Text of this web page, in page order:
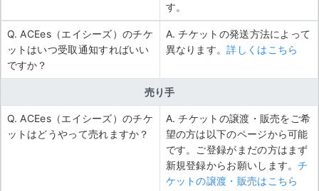
す。
Q. ACEes（エイシーズ）のチケ
ットはいつ受取通知すればいい
ですか？
A. チケットの発送方法によって
異なります。詳しくはこちら
売り手
Q. ACEes（エイシーズ）のチケ
ットはどうやって売れますか？
A. チケットの譲渡・販売をご希
望の方は以下のページから可能
です。ご登録がまだの方はまず
新規登録からお願いします。チ
ケットの譲渡・販売はこちら